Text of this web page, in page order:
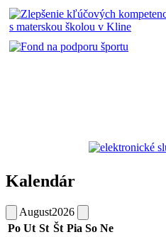
Kalendár
August2026
Po Ut St Št Pia So Ne